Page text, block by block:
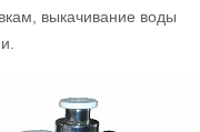
выкачивание воды